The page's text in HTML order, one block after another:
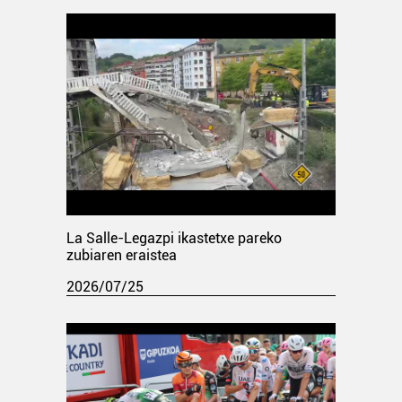
La Salle-Legazpi ikastetxe pareko
zubiaren eraistea
2026/07/25